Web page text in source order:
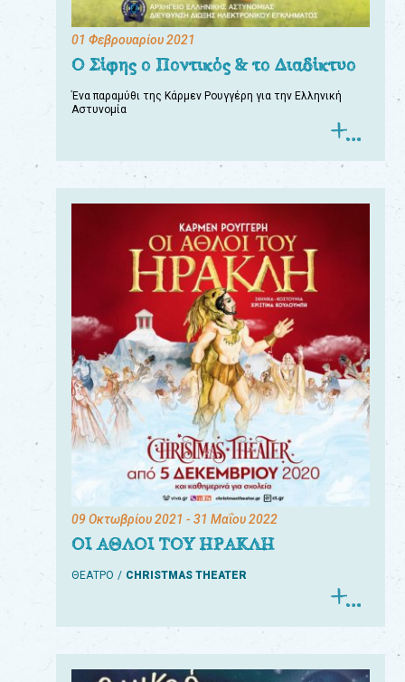
01 Φεβρουαρίου 2021
Ο Σίφης ο Ποντικός & το Διαδίκτυο
Ένα παραμύθι της Κάρμεν Ρουγγέρη για την Ελληνική
Αστυνομία
09 Οκτωβρίου 2021 - 31 Μαΐου 2022
ΟΙ ΑΘΛΟΙ ΤΟΥ ΗΡΑΚΛΗ
ΘΕΑΤΡΟ CHRISTMAS THEATER